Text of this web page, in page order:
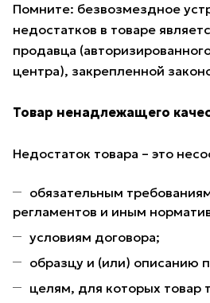
Помните: безвозмездное
недостатков в товаре
продавца
центра), закрепленной
Товар ненадлежащего
Недостаток товара – это
обязательным
регламентов и иным
условиям договора;
образцу и (или) описанию
целям, для которых товар